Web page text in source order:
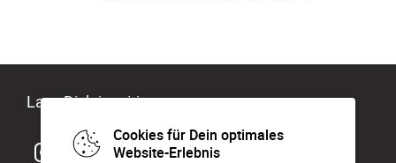
Cookies für Dein optimales
Website-Erlebnis
Lass Dich inspirieren